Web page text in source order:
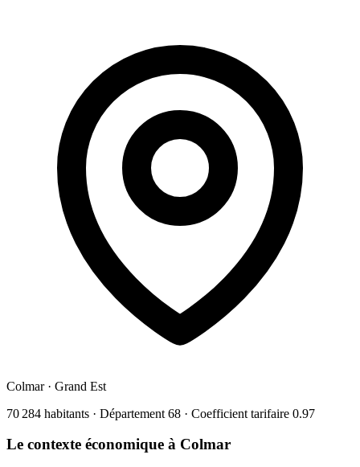
Colmar· Grand Est
70 284 habitants · Département 68 · Coefficient tarifaire 0.97
Le contexte économique à Colmar